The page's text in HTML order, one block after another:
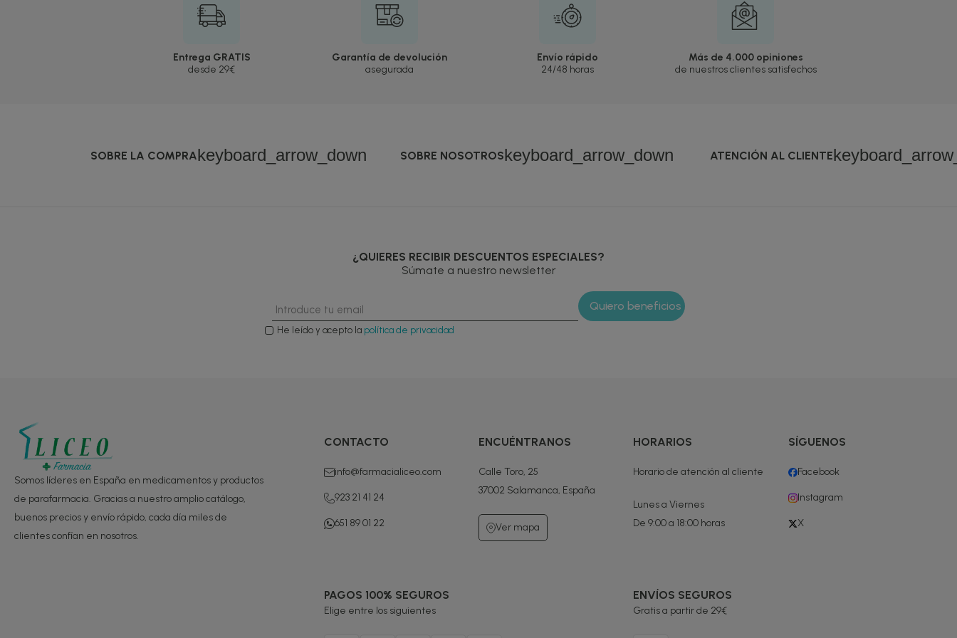
Entrega GRATIS
desde 29€
Garantía de devolución
asegurada
Envío rápido
24/48 horas
Más de 4.000 opiniones
de nuestros clientes satisfechos
SOBRE LA COMPRAkeyboard_arrow_down SOBRE NOSOTROSkeyboard_arrow_down ATENCIÓN AL CLIENTE
¿QUIERES RECIBIR DESCUENTOS ESPECIALES?
Súmate a nuestro newsletter
He leído y acepto la política de privacidad
Somos líderes en España en medicamentos y productos
de parafarmacia. Gracias a nuestro amplio catálogo,
buenos precios y envío rápido, cada día miles de
clientes confían en nosotros.
CONTACTO
info@farmacialiceo.com
923 21 41 24
651 89 01 22
ENCUÉNTRANOS
Calle Toro, 25
37002 Salamanca, España
Ver mapa
HORARIOS
Horario de atención al cliente
Lunes a Viernes
De 9:00 a 18:00 horas
SÍGUENOS
Facebook
Instagram
X
PAGOS 100% SEGUROS
Elige entre los siguientes
ENVÍOS SEGUROS
Gratis a partir de 29€